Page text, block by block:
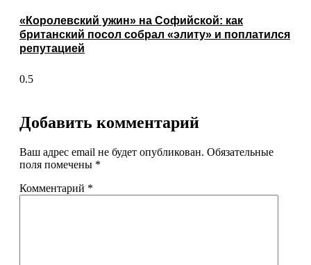
«Королевский ужин» на Софийской: как
британский посол собрал «элиту» и поплатился
репутацией
Добавить комментарий
Ваш адрес email не будет опубликован. Обязательные
поля помечены *
Комментарий *